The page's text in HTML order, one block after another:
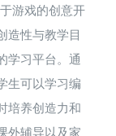
游戏的创意开
造性与教学目
学习平台​。通
生可以学习编
培养创造力和
外辅导以及家